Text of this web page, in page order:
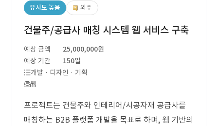
유사도 높음 외주
건물주/공급사 매칭 시스템 웹 서비스 구축
예상 금액
25,000,000원
예상 기간
150일
개발 · 디자인 · 기획
웹
프로젝트는 건물주와 인테리어/시공자재 공급사를
매칭하는 B2B 플랫폼 개발을 목표로 하며, 웹 기반의